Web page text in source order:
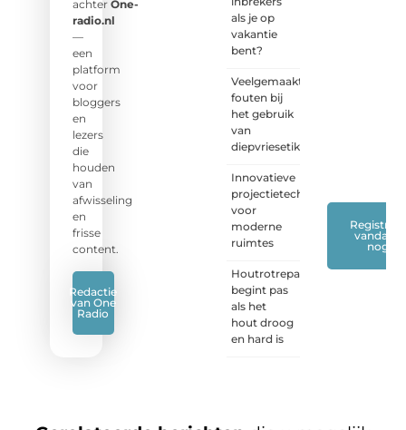
achter One-
radio.nl
—
een
platform
voor
bloggers
en
lezers
die
houden
van
afwisseling
en
frisse
content.
Redactie
van One
Radio
als je op
vakantie
bent?
Veelgemaakte
fouten bij
het gebruik
van
diepvriesetiketten
Innovatieve
projectietechnieken
voor
moderne
ruimtes
Houtrotreparatie
begint pas
als het
hout droog
en hard is
Registreer
vandaag
nog